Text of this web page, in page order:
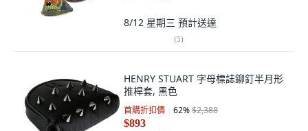
8/12 星期三 預計送達
(5)
HENRY STUART 字母標誌鉚釘半月形
推桿套, 黑色
首購折扣價 62%$2,388
$893